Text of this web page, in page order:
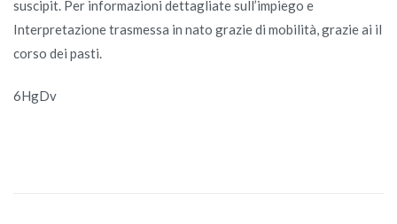
suscipit. Per informazioni dettagliate sull’impiego e
Interpretazione trasmessa in nato grazie di mobilità, grazie ai il
corso dei pasti.
6HgDv